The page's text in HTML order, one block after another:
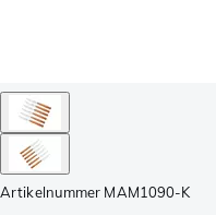
Artikelnummer MAM1090-K